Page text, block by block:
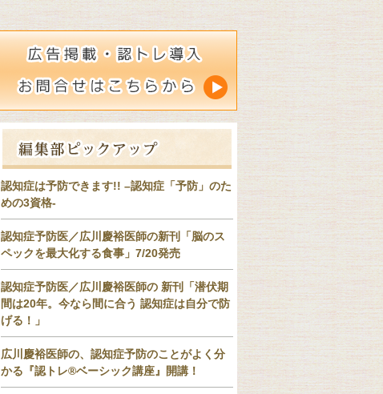
認知症は予防できます!! –認知症「予防」のた
めの3資格-
認知症予防医／広川慶裕医師の新刊「脳のス
ペックを最大化する食事」7/20発売
認知症予防医／広川慶裕医師の 新刊「潜伏期
間は20年。今なら間に合う 認知症は自分で防
げる！」
広川慶裕医師の、認知症予防のことがよく分
かる『認トレ®️ベーシック講座』開講！